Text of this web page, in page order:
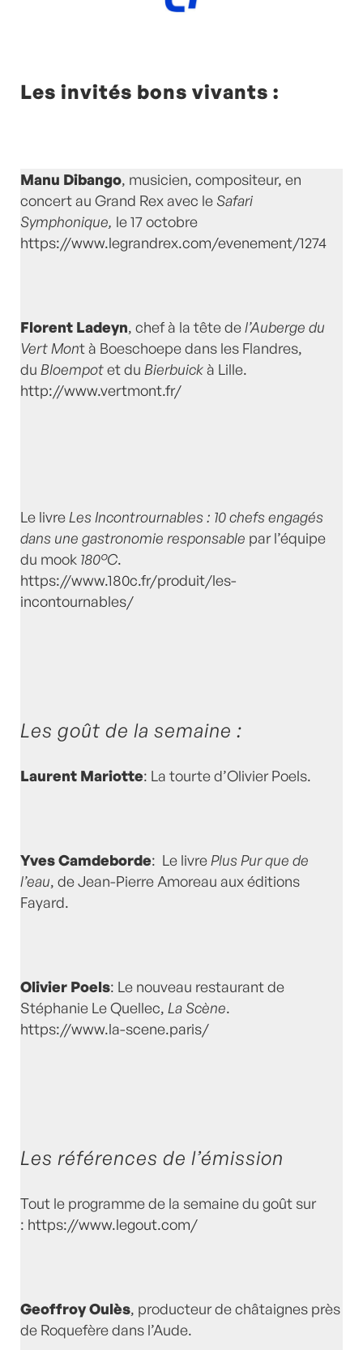
Les invités bons vivants :
Manu Dibango, musicien, compositeur, en
concert au Grand Rex avec leSafari
Symphonique, le 17 octobre
https://www.legrandrex.com/evenement/1274
Florent Ladeyn, chef à la tête del’Auberge du
Vert Mont à Boeschoepe dans les Flandres,
du Bloempotet du Bierbuickà Lille.
http://www.vertmont.fr/
Le livre Les Incontrournables : 10 chefs engagés
dans une gastronomie responsable par l’équipe
du mook 180°C.
https://www.180c.fr/produit/les-
incontournables/
Les goût de la semaine :
Laurent Mariotte: La tourte d’Olivier Poels.
Yves Camdeborde: Le livre Plus Pur que de
l’eau, de Jean-Pierre Amoreau aux éditions
Fayard.
Olivier Poels: Le nouveau restaurant de
Stéphanie Le Quellec, La Scène.
https://www.la-scene.paris/
Les références de l’émission
Tout le programme de la semaine du goût sur
: https://www.legout.com/
Geoffroy Oulès, producteur de châtaignes près
de Roquefère dans l’Aude.